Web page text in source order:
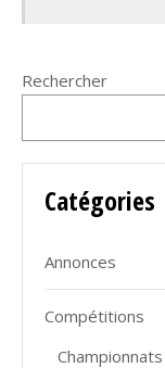
Rechercher
Catégories
Annonces
Compétitions